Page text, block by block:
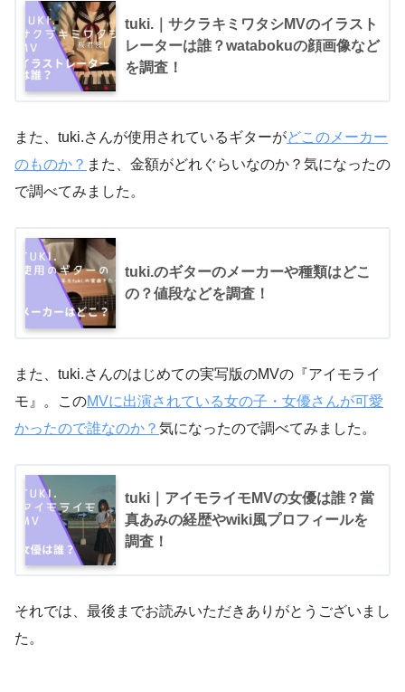
tuki.｜サクラキミワタシMVのイラスト
レーターは誰？watabokuの顔画像など
を調査！
また、tuki.さんが使用されているギターがどこのメーカー
のものか？ また、金額がどれぐらいなのか？気になったの
で調べてみました。
tuki.のギターのメーカーや種類はどこ
の？値段などを調査！
また、tuki.さんのはじめての実写版のMVの『アイモライ
モ』。このMVに出演されている女の子・女優さんが可愛
かったので誰なのか？ 気になったので調べてみました。
tuki｜アイモライモMVの女優は誰？當
真あみの経歴やwiki風プロフィールを
調査！
それでは、最後までお読みいただきありがとうございまし
た。